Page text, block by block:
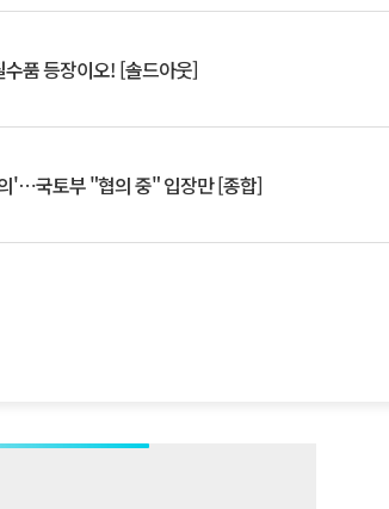
품 등장이오! [솔드아웃]
'⋯국토부 "협의 중" 입장만 [종합]